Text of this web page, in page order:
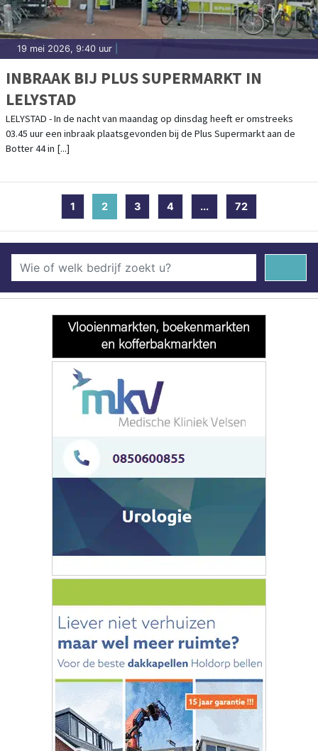
19 mei 2026, 9:40 uur
INBRAAK BIJ PLUS SUPERMARKT IN
LELYSTAD
LELYSTAD - In de nacht van maandag op dinsdag heeft er omstreeks
03.45 uur een inbraak plaatsgevonden bij de Plus Supermarkt aan de
Botter 44 in [...]
1 2 (current)
3 4 ... 72